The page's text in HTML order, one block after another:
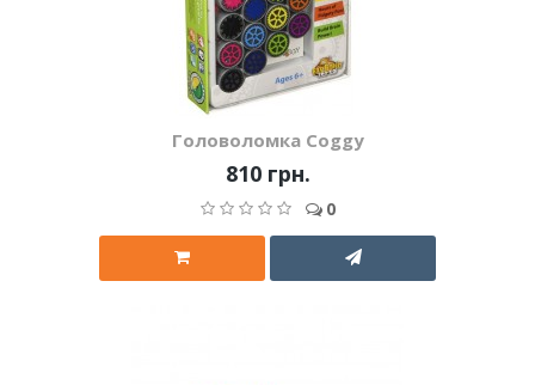
Головоломка Coggy
810 грн.
0